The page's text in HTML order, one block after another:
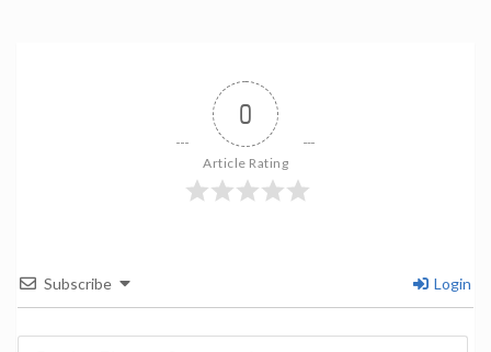
0
Article Rating
Subscribe Login